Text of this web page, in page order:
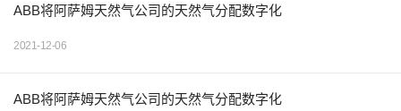
ABB将阿萨姆天然气公司的天然气分配数字化
2021-12-06
ABB将阿萨姆天然气公司的天然气分配数字化